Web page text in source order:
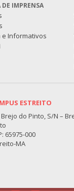
DE IMPRENSA
e Informativos
ESTREITO
Brejo do Pinto, S/N –
65975-000
MA